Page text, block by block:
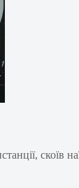
скоїв